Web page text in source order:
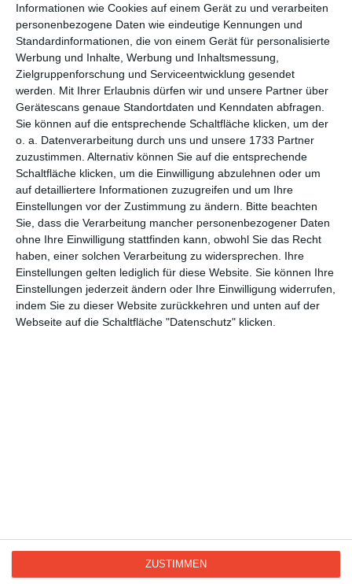
Informationen wie Cookies auf einem Gerät zu und verarbeiten
personenbezogene Daten wie eindeutige Kennungen und
Standardinformationen, die von einem Gerät für personalisierte
Werbung und Inhalte, Werbung und Inhaltsmessung,
Zielgruppenforschung und Serviceentwicklung gesendet
werden.
Mit Ihrer Erlaubnis dürfen wir und unsere Partner über
Gerätescans genaue Standortdaten und Kenndaten abfragen.
Sie können auf die entsprechende Schaltfläche klicken, um der
o. a. Datenverarbeitung durch uns und unsere 1733 Partner
zuzustimmen. Alternativ können Sie auf die entsprechende
Schaltfläche klicken, um die Einwilligung abzulehnen oder um
auf detailliertere Informationen zuzugreifen und um Ihre
Einstellungen vor der Zustimmung zu ändern.
Bitte beachten
Sie, dass die Verarbeitung mancher personenbezogener Daten
ohne Ihre Einwilligung stattfinden kann, obwohl Sie das Recht
haben, einer solchen Verarbeitung zu widersprechen. Ihre
Einstellungen gelten lediglich für diese Website. Sie können Ihre
Einstellungen jederzeit ändern oder Ihre Einwilligung widerrufen,
indem Sie zu dieser Website zurückkehren und unten auf der
Webseite auf die Schaltfläche "Datenschutz" klicken.
ZUSTIMMEN
WEITERE KARTEN IN DIESEN
KATEGORIEN ANSEHEN
Liebe und Gefühle
Ich denke an Dich
Freundschaft
Blumen, Blumengrüße
Du fehlst mir
Familie
für Väter
für Mütter
Ehe und Paare
für Großeltern
Allgemeine Glückwünsche
Werdende Eltern